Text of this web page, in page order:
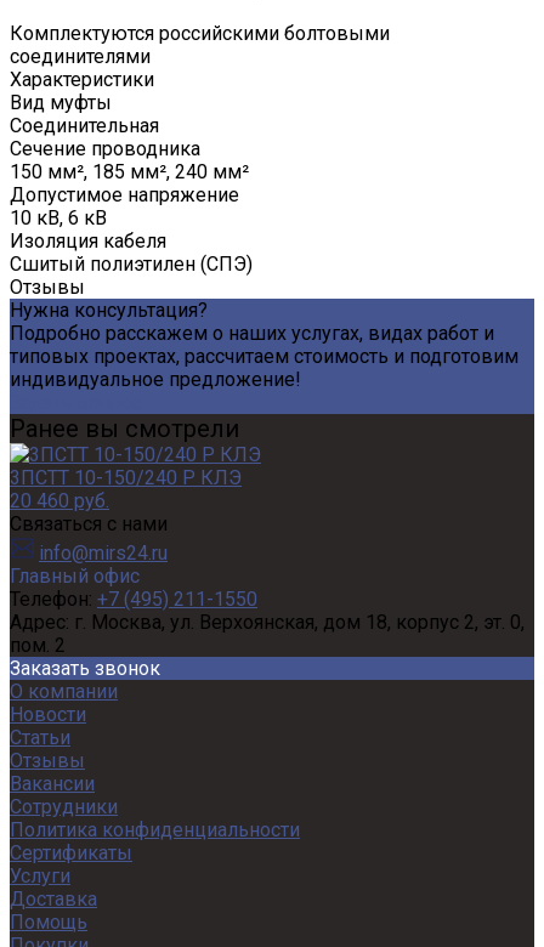
Комплектуются российскими болтовыми
соединителями
Характеристики
Вид муфты
Соединительная
Сечение проводника
150 мм², 185 мм², 240 мм²
Допустимое напряжение
10 кВ, 6 кВ
Изоляция кабеля
Сшитый полиэтилен (СПЭ)
Отзывы
Нужна консультация?
Подробно расскажем о наших услугах, видах работ и
типовых проектах, рассчитаем стоимость и подготовим
индивидуальное предложение!
Ранее вы смотрели
3ПСТТ 10-150/240 Р КЛЭ
20 460 руб.
Связаться с нами
info@mirs24.ru
Главный офис
Телефон: +7 (495) 211-1550
Адрес: г. Москва, ул. Верхоянская, дом 18, корпус 2, эт. 0,
пом. 2
Заказать звонок
О компании
Новости
Статьи
Отзывы
Вакансии
Сотрудники
Политика конфиденциальности
Сертификаты
Услуги
Доставка
Помощь